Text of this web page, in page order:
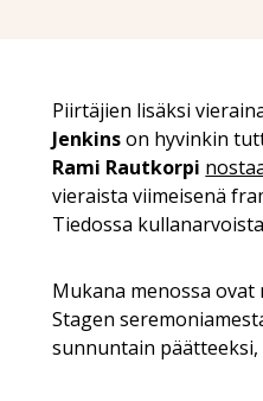
Piirtäjien lisäksi
Jenkinson hyvinkin
Rami Rautkorpi
vieraista viimeisenä
Tiedossa
Mukana menossa
Stagen
sunnuntain päätteeksi,